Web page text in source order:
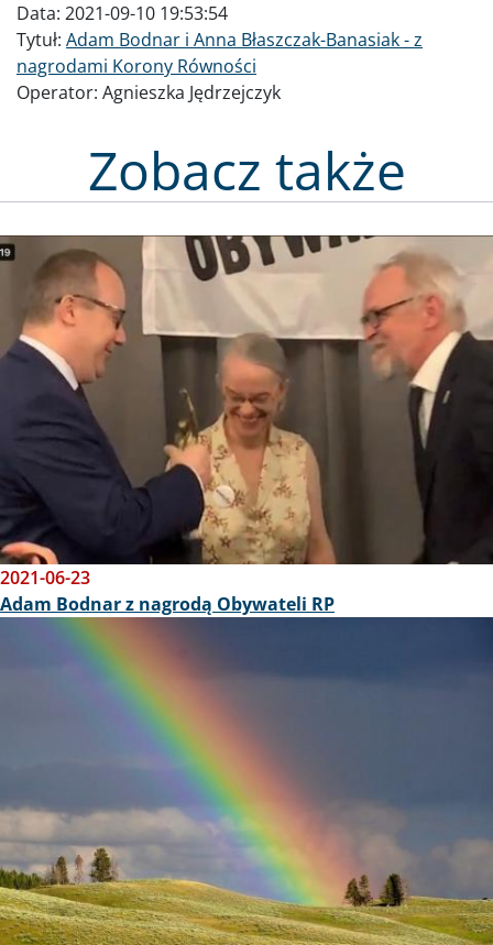
Data: 2021-09-10 19:53:54
Tytuł: Adam Bodnar i Anna Błaszczak-Banasiak - z
nagrodami Korony Równości
Operator: Agnieszka Jędrzejczyk
Zobacz także
Obraz
2021-06-23
Adam Bodnar z nagrodą Obywateli RP